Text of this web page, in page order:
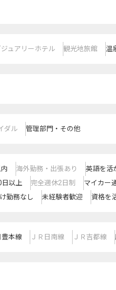
ュアリーホテル 観光地旅館 温
ダル 管理部門・その他
海外勤務・出張あり 英語を活
以上 完全週休2日制 マイカー
勤務なし 未経験者歓迎 資格を
豊本線 ＪＲ日南線 ＪＲ吉都線